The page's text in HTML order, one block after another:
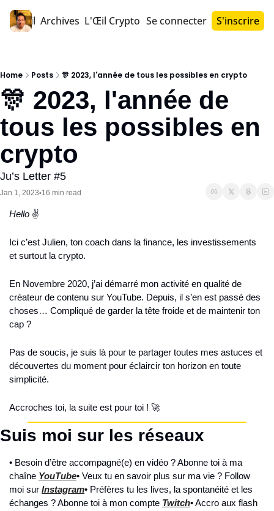
Accueil Archives L'Œil Crypto PRO™Se connecter S'inscrire
Home Posts 🎊 2023, l'année de tous les possibles en crypto
🎊 2023, l'année de
tous les possibles en
crypto
Ju’s Letter #5
Jan 1, 2023•16 min read
Hello ‎ ✌️
Ici c’est Julien, ton coach dans la finance, les investissements
et surtout la crypto.
En Novembre 2020, j’ai démarré mon activité en qualité de
créateur de contenu sur YouTube. Depuis, il s’en est passé des
choses… Compliqué de garder la tête froide et de maintenir ton
cap ?
Pas de soucis, je suis là pour te partager toutes mes astuces et
découvertes du moment pour éclaircir ton horizon en toute
simplicité.
Accroches toi, la suite est pour toi ! 🚀
Suis moi sur les réseaux
• Besoin d’être accompagné(e) en vidéo ? Abonne toi à ma
chaîne YouTube• Veux tu en savoir plus sur ma vie ? Follow
moi sur Instagram• Préfères tu les lives, la spontanéité et les
échanges ? Abonne toi à mon compte Twitch• Accro aux flash